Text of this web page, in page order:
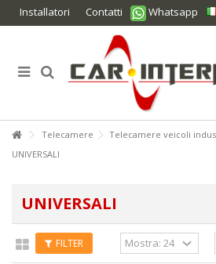
Installatori Contatti Whatsapp
Telecamere
Telecamere veicoli
UNIVERSALI
UNIVERSALI
FILTER